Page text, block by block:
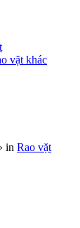
vặt khác
in Rao vặt